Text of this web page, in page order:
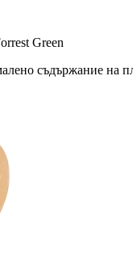
Green
съдържание на